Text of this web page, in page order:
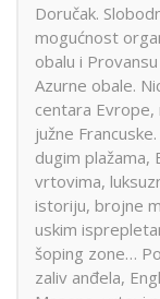
Doručak.
mogućnost
obalu i
Azurne obale.
centara
južne
dugim plažama,
vrtovima,
istoriju, brojne
uskim
šoping zone…
zaliv anđela,